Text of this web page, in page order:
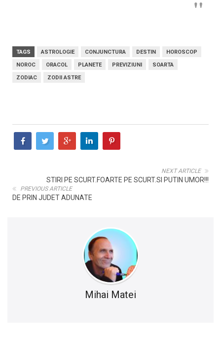
TAGS ASTROLOGIE CONJUNCTURA DESTIN
HOROSCOP
NOROC
ORACOL PLANETE PREVIZIUNI
SOARTA
ZODIAC
ZODII ASTRE
NEXT ARTICLE
STIRI PE SCURT.FOARTE PE SCURT.SI PUTIN UMOR!!!
PREVIOUS ARTICLE
DE PRIN JUDET ADUNATE
Mihai Matei